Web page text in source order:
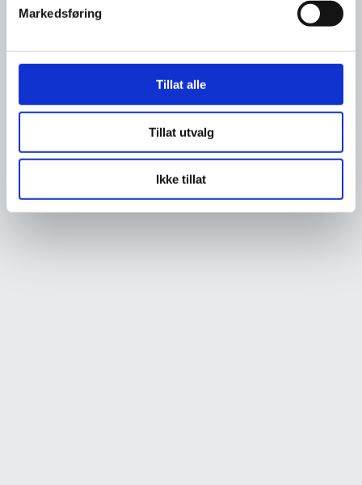
Markedsføring
Tillat alle
Tillat utvalg
Ikke tillat